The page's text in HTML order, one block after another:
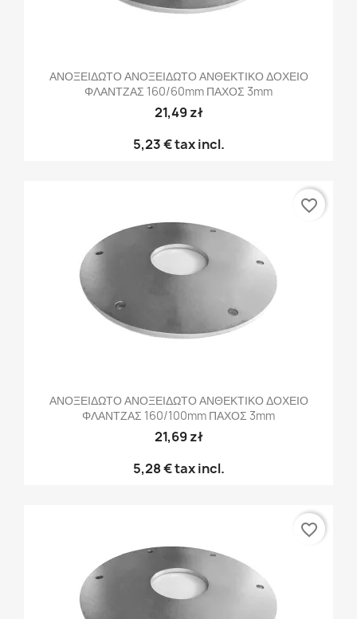
ΑΝΟΞΕΙΔΩΤΟ ΑΝΟΞΕΙΔΩΤΟ ΑΝΘΕΚΤΙΚΟ ΔΟΧΕΙΟ
ΦΛΑΝΤΖΑΣ 160/60mm ΠΑΧΟΣ 3mm
21,49 zł
5,23 €tax incl.
ΑΝΟΞΕΙΔΩΤΟ ΑΝΟΞΕΙΔΩΤΟ ΑΝΘΕΚΤΙΚΟ ΔΟΧΕΙΟ
ΦΛΑΝΤΖΑΣ 160/100mm ΠΑΧΟΣ 3mm
21,69 zł
5,28 €tax incl.
favorite_border
favorite_border